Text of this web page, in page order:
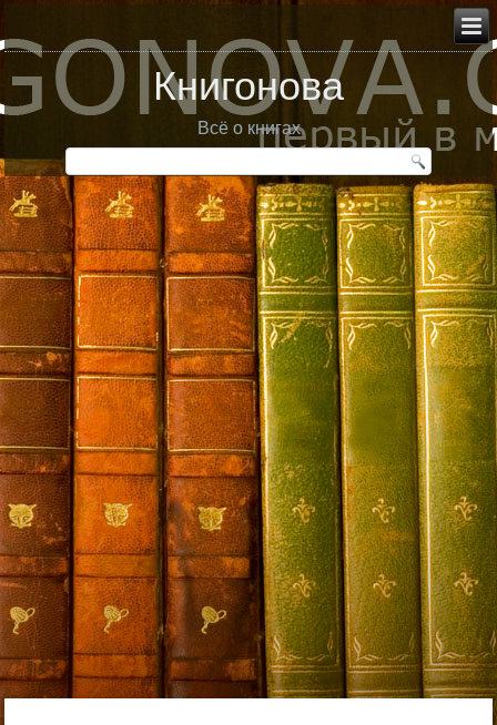
Книгонова
Всё о книгах